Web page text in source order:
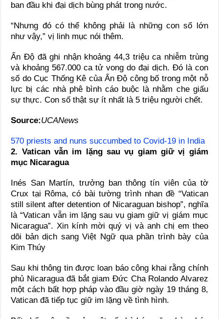
ban đầu khi đại dịch bùng phát trong nước.
“Nhưng đó có thể không phải là những con số lớn
như vậy,” vị linh mục nói thêm.
Ấn Độ đã ghi nhận khoảng 44,3 triệu ca nhiễm trùng
và khoảng 567.000 ca tử vong do đại dịch. Đó là con
số do Cục Thống Kê của Ấn Độ công bố trong một nỗ
lực bị các nhà phê bình cáo buộc là nhằm che giấu
sự thực. Con số thật sự ít nhất là 5 triệu người chết.
Source:UCANews
570 priests and nuns succumbed to Covid-19 in India
2. Vatican vẫn im lặng sau vụ giam giữ vị giám
mục Nicaragua
Inés San Martín, trưởng ban thông tín viên của tờ
Crux tại Rôma, có bài tường trình nhan đề “Vatican
still silent after detention of Nicaraguan bishop”, nghĩa
là “Vatican vẫn im lặng sau vụ giam giữ vị giám mục
Nicaragua”. Xin kính mời quý vị và anh chị em theo
dõi bản dịch sang Việt Ngữ qua phần trình bày của
Kim Thúy
Sau khi thông tin được loan báo công khai rằng chính
phủ Nicaragua đã bắt giam Đức Cha Rolando Alvarez
một cách bất hợp pháp vào đầu giờ ngày 19 tháng 8,
Vatican đã tiếp tục giữ im lặng về tình hình.